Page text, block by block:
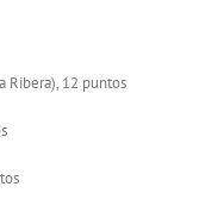
Ribera), 12 puntos